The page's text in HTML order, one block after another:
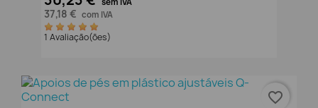
sem IVA
37,18 € com IVA
1 Avaliação(ões)
favorite_border